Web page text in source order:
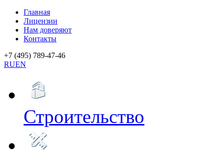
Главная
Лицензии
Нам доверяют
Контакты
+7 (495) 789-47-46
RUEN
Строительство